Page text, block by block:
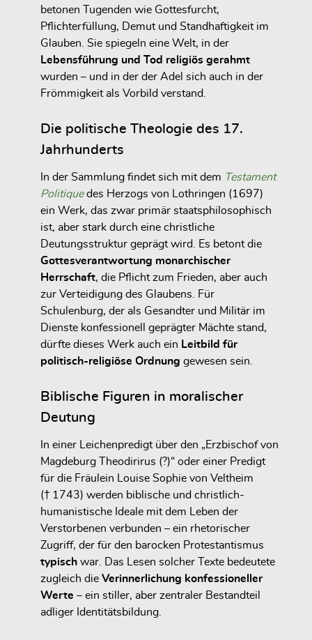
betonen Tugenden wie Gottesfurcht,
Pflichterfüllung, Demut und Standhaftigkeit im
Glauben. Sie spiegeln eine Welt, in der
Lebensführung und Tod religiös gerahmt
wurden – und in der der Adel sich auch in der
Frömmigkeit als Vorbild verstand.
Die politische Theologie des 17.
Jahrhunderts
In der Sammlung findet sich mit dem Testament
Politiquedes Herzogs von Lothringen (1697)
ein Werk, das zwar primär staatsphilosophisch
ist, aber stark durch eine christliche
Deutungsstruktur geprägt wird. Es betont die
Gottesverantwortung monarchischer
Herrschaft, die Pflicht zum Frieden, aber auch
zur Verteidigung des Glaubens. Für
Schulenburg, der als Gesandter und Militär im
Dienste konfessionell geprägter Mächte stand,
dürfte dieses Werk auch ein Leitbild für
politisch-religiöse Ordnung gewesen sein.
Biblische Figuren in moralischer
Deutung
In einer Leichenpredigt über den „Erzbischof von
Magdeburg Theodirirus (?)“ oder einer Predigt
für die Fräulein Louise Sophie von Veltheim
(† 1743) werden biblische und christlich-
humanistische Ideale mit dem Leben der
Verstorbenen verbunden – ein rhetorischer
Zugriff, der für den barocken Protestantismus
typisch war. Das Lesen solcher Texte bedeutete
zugleich die Verinnerlichung konfessioneller
Werte – ein stiller, aber zentraler Bestandteil
adliger Identitätsbildung.